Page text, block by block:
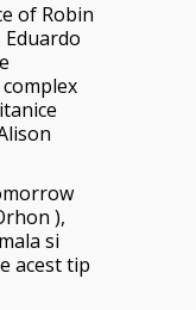
of Robin
Eduardo
),
si
acest tip